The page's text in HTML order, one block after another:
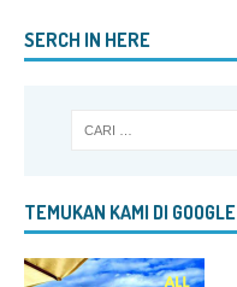
SERCH IN HERE
TEMUKAN KAMI DI GOOGLE